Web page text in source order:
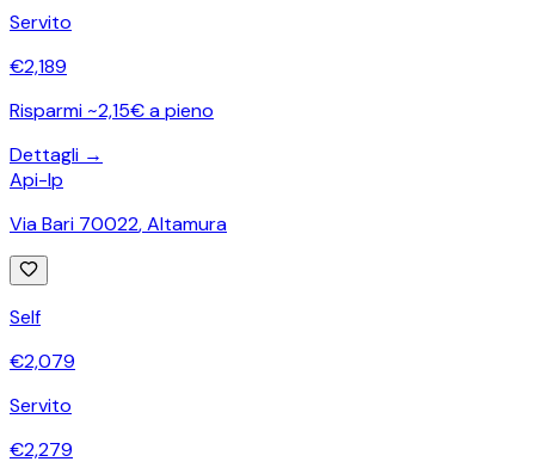
Servito
€2,189
Risparmi ~2,15€ a pieno
Dettagli →
Api-Ip
Via Bari 70022,Altamura
Self
€2,079
Servito
€2,279